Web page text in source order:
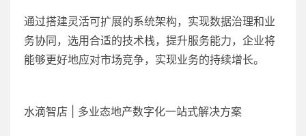
通过搭建灵活可扩展的系统架构，实现数据治理和业
务协同，选用合适的技术栈，提升服务能力，企业将
能够更好地应对市场竞争，实现业务的持续增长。
水滴智店 | 多业态地产数字化一站式解决方案